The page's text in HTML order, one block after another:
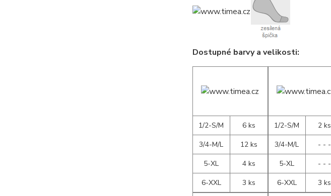
Dostupné barvy a velikosti:
1/2-S/M
6 ks
3/4-M/L
12 ks
5-XL
4 ks
6-XXL
3 ks
1/2-S/M
2 ks
3/4-M/L
- - -
5-XL
- - -
6-XXL
3 ks